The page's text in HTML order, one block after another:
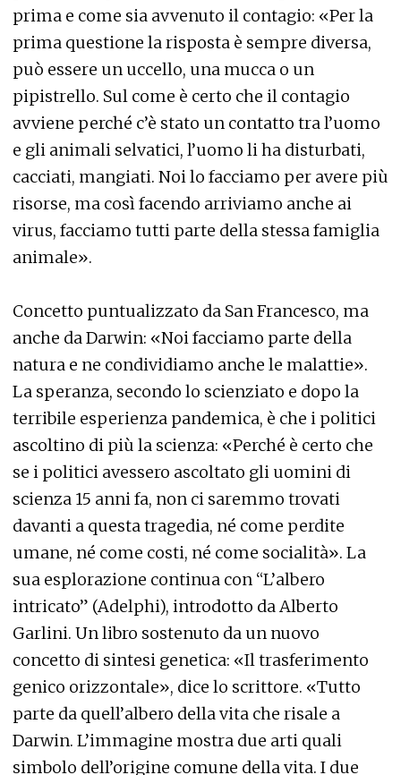
prima e come sia avvenuto il contagio: «Per la
prima questione la risposta è sempre diversa,
può essere un uccello, una mucca o un
pipistrello. Sul come è certo che il contagio
avviene perché c’è stato un contatto tra l’uomo
e gli animali selvatici, l’uomo li ha disturbati,
cacciati, mangiati. Noi lo facciamo per avere più
risorse, ma così facendo arriviamo anche ai
virus, facciamo tutti parte della stessa famiglia
animale».
Concetto puntualizzato da San Francesco, ma
anche da Darwin: «Noi facciamo parte della
natura e ne condividiamo anche le malattie».
La speranza, secondo lo scienziato e dopo la
terribile esperienza pandemica, è che i politici
ascoltino di più la scienza: «Perché è certo che
se i politici avessero ascoltato gli uomini di
scienza 15 anni fa, non ci saremmo trovati
davanti a questa tragedia, né come perdite
umane, né come costi, né come socialità». La
sua esplorazione continua con “L’albero
intricato” (Adelphi), introdotto da Alberto
Garlini. Un libro sostenuto da un nuovo
concetto di sintesi genetica: «Il trasferimento
genico orizzontale», dice lo scrittore. «Tutto
parte da quell’albero della vita che risale a
Darwin. L’immagine mostra due arti quali
simbolo dell’origine comune della vita. I due